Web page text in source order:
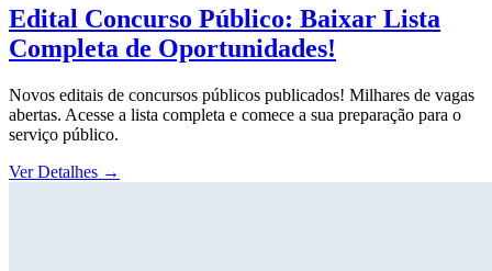
Edital Concurso Público: Baixar Lista
Completa de Oportunidades!
Novos editais de concursos públicos publicados! Milhares de vagas
abertas. Acesse a lista completa e comece a sua preparação para o
serviço público.
Ver Detalhes →